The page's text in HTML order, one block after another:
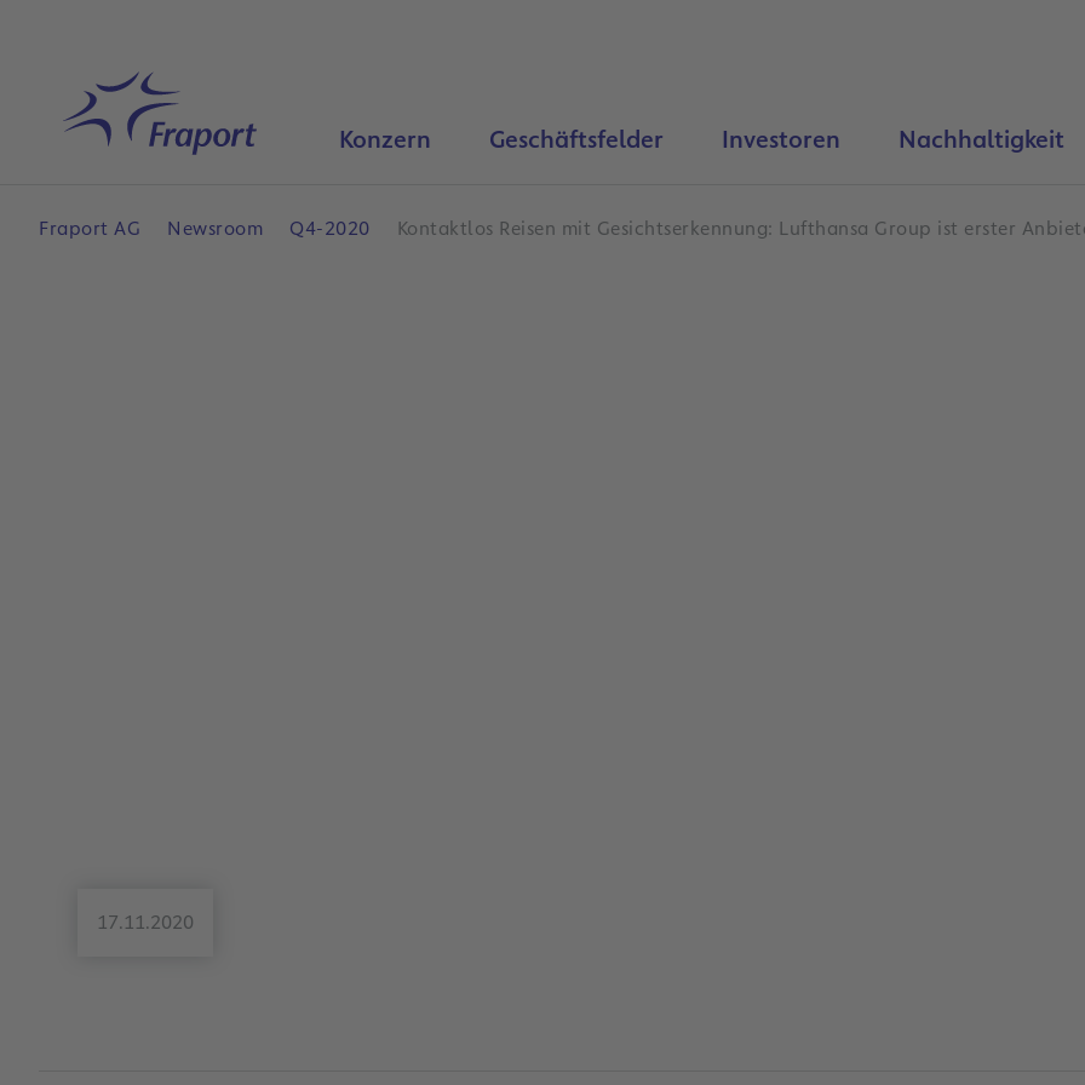
Startseite Konzern Geschäftsfelder Investoren Nachhaltigkeit
Fraport AG Newsroom Q4-2020 Kontaktlos Reisen mit Gesichtserkennung: Lufthansa Group ist erster
17.11.2020